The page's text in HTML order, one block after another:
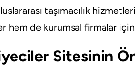
taşımacılık
hem de kurumsal firmalar
Sitesinin